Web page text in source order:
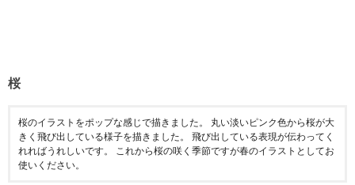
桜
桜のイラストをポップな感じで描きました。 丸い淡いピンク色から桜が大
きく飛び出している様子を描きました。 飛び出している表現が伝わってく
れればうれしいです。 これから桜の咲く季節ですが春のイラストとしてお
使いください。